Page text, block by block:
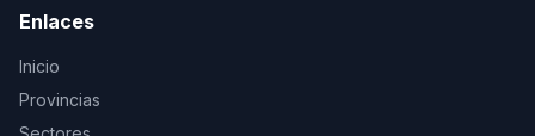
Enlaces
Inicio
Provincias